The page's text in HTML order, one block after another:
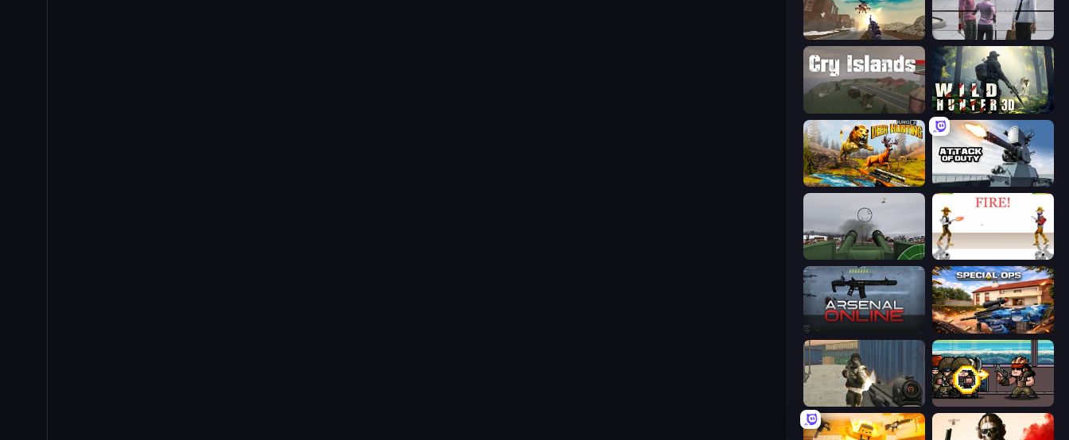
Grandfather Road Chase: Shooter
Wild Hunter 3D
Jungle Deer Hunting Attack of Duty
Flakmeister Gunblood
Arsenal Online Special Ops: GO
Masked Forces Metal Guns Fury